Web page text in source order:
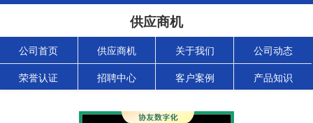
供应商机
公司首页 供应商机 关于我们 公司动态
荣誉认证 招聘中心 客户案例 产品知识